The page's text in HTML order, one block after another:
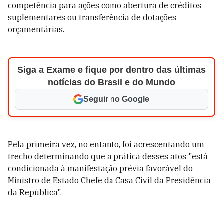
competência para ações como abertura de créditos
suplementares ou transferência de dotações
orçamentárias.
Siga a Exame e fique por dentro das últimas
notícias do Brasil e do Mundo
Seguir no Google
Pela primeira vez, no entanto, foi acrescentando um
trecho determinando que a prática desses atos "está
condicionada à manifestação prévia favorável do
Ministro de Estado Chefe da Casa Civil da Presidência
da República".